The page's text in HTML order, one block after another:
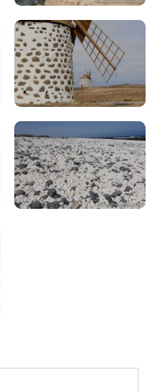
Fuerteventura:
playa
palomitas